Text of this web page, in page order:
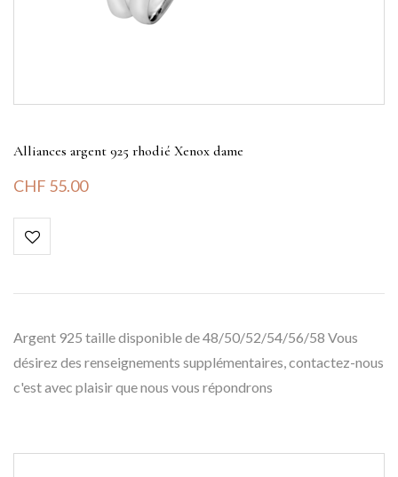
Alliances argent 925 rhodié Xenox dame
CHF 55.00
Argent 925 taille disponible de 48/50/52/54/56/58 Vous
désirez des renseignements supplémentaires, contactez-nous
c'est avec plaisir que nous vous répondrons